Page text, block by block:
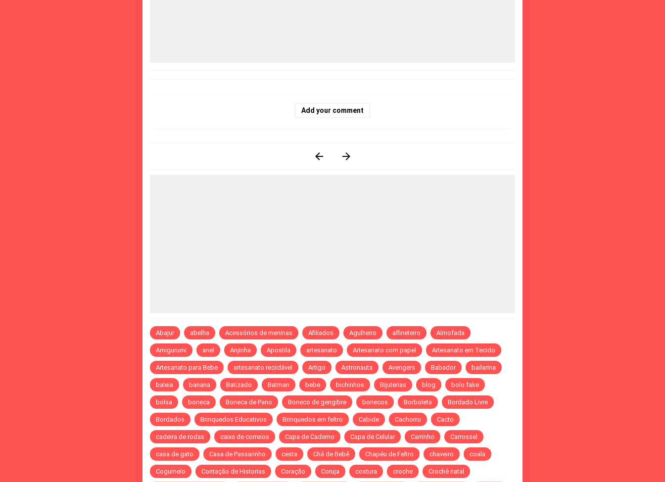
Add your comment
Abajur abelha Acessórios de meninas Afiliados Agulheiro alfineteiro Almofada
Amigurumi anel Anjinha Apostila artesanato Artesanato com papel Artesanato em Tecido
Artesanato para Bebe artesanato reciclável Artigo Astronauta Avengers Babador bailarina
baleia banana Batizado Batman bebe bichinhos Bijuterias blog bolo fake
bolsa boneca Boneca de Pano Boneco de gengibre bonecos Borboleta Bordado Livre
Bordados Brinquedos Educativos Brinquedos em feltro Cabide Cachorro Cacto
cadeira de rodas caixa de correios Capa de Caderno Capa de Celular Carrinho Carrossel
casa de gato Casa de Passarinho cesta Chá de Bebê Chapéu de Feltro chaveiro coala
Cogumelo Contação de Historias Coração Coruja costura croche Crochê natal